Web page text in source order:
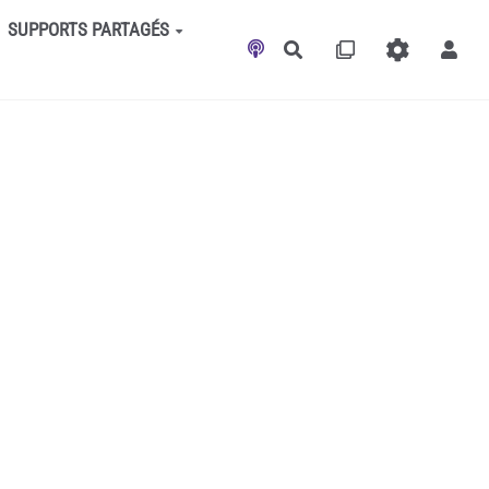
SUPPORTS PARTAGÉS
Rechercher